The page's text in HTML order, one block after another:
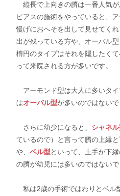
縦長で上向きの臍は一番人気
ピアスの施術をやっていると、
慢げにおへそを出して見せてく
出が残っている方や、オーバル
楕円のタイプはそれを隠したく
って来院される方が多いです。
アーモンド型は大人に多いタ
はオーバル型が多いのではないで
さらに幼少になると、 シャネル
ているので）と言って臍の上縁
や、ベル型といって、土手が下
の臍が幼児には多いのではないで
私は2歳の手術ではわりとベル